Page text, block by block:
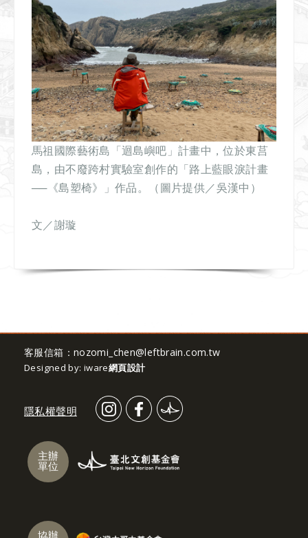
馬祖國際藝術島「迴島嶼吧」計畫中，位於東莒
島，由不廢跨村實驗室創作的「路上藍眼淚計畫
──《島塑椅》」作品。
（圖片提供／吳漢中）
文 ／謝璇
客服信箱： nozomi_chen@leftbrain.com.tw
Designed by: iware網頁設計
隱私權聲明
主辦
單位
協辦